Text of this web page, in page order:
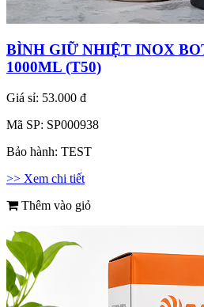
BÌNH GIỮ NHIỆT INOX
1000ML (T50)
Giá sỉ: 53.000 đ
Mã SP: SP000938
Bảo hành: TEST
>> Xem chi tiết
Thêm vào giỏ